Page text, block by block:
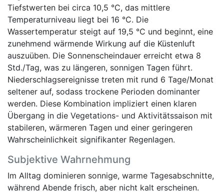
Tiefstwerten bei circa 10,5 °C, das mittlere
Temperaturniveau liegt bei 16 °C. Die
Wassertemperatur steigt auf 19,5 °C und beginnt, eine
zunehmend wärmende Wirkung auf die Küstenluft
auszuüben. Die Sonnenscheindauer erreicht etwa 8
Std./Tag, was zu längeren, sonnigen Tagen führt.
Niederschlagsereignisse treten mit rund 6 Tage/Monat
seltener auf, sodass trockene Perioden dominanter
werden. Diese Kombination impliziert einen klaren
Übergang in die Vegetations- und Aktivitätssaison mit
stabileren, wärmeren Tagen und einer geringeren
Wahrscheinlichkeit signifikanter Regenlagen.
Subjektive Wahrnehmung
Im Alltag dominieren sonnige, warme Tagesabschnitte,
während Abende frisch, aber nicht kalt erscheinen.